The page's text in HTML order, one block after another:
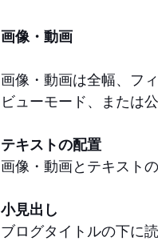
画像・動画
画像・動画は全幅、フ
ビューモード、または
テキストの配置
画像・動画とテキスト
小見出し
ブログタイトルの下に